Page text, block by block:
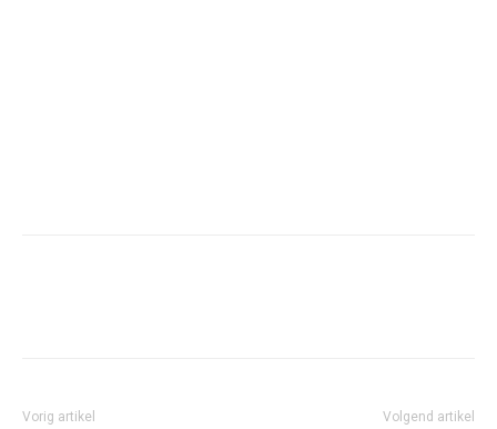
Vorig artikel Volgend artikel